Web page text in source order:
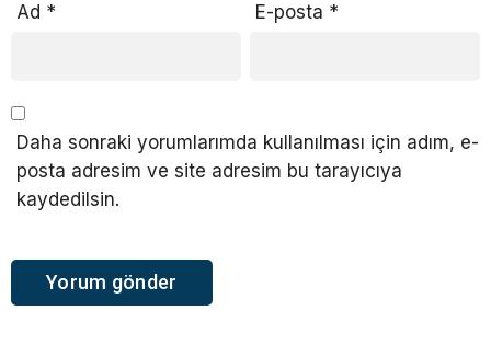
Ad * E-posta *
Daha sonraki yorumlarımda kullanılması için adım, e-
posta adresim ve site adresim bu tarayıcıya
kaydedilsin.